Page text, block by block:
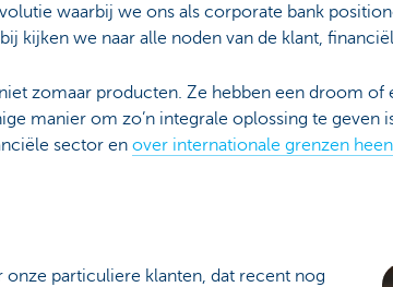
waarbij we ons als corporate bank
kijken we naar alle noden van de klant,
zomaar producten. Ze hebben een droom
manier om zo’n integrale oplossing te geven
sector en over internationale grenzen heen
onze particuliere klanten, dat recent nog